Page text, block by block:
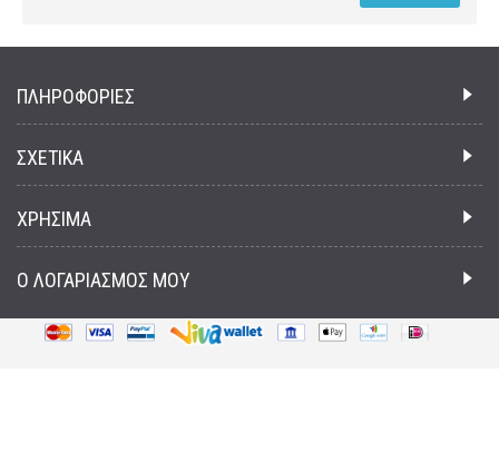
ΠΛΗΡΟΦΟΡΙΕΣ
ΣΧΕΤΙΚΑ
ΧΡΗΣΙΜΑ
Ο ΛΟΓΑΡΙΑΣΜΟΣ ΜΟΥ